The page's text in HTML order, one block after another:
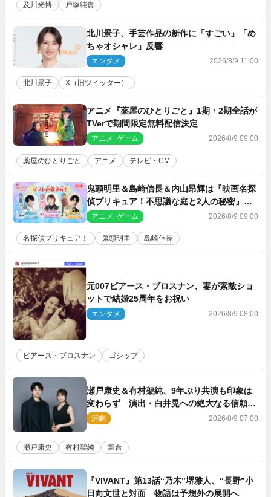
及川光博 戸塚純貴
北川景子、手芸作品の新作に「すごい」「め
ちゃオシャレ」反響
エンタメ 2026/8/9 11:00
北川景子 X（旧ツイッター）
アニメ『薬屋のひとりごと』1期・2期全話が
TVerで期間限定無料配信決定
アニメ･ゲーム 2026/8/9 09:00
薬屋のひとりごと アニメ テレビ・CM
鬼頭明里＆島崎信長＆内山昂輝は『映画名探
偵プリキュア！不思議な庭と2人の秘密』ゲ
スト声優に決定
アニメ･ゲーム 2026/8/9 09:00
名探偵プリキュア！ 鬼頭明里 島崎信長
元007ピアース・ブロスナン、妻が素敵ショ
ットで結婚25周年をお祝い
エンタメ 2026/8/9 08:00
ピアース・ブロスナン ゴシップ
瀬戸康史＆有村架純、9年ぶり共演も印象は
変わらず 演出・白井晃への絶大なる信頼を
胸に舞台『キュー』に挑む
演劇 2026/8/9 07:00
瀬戸康史 有村架純 舞台
『VIVANT』第13話“乃木”堺雅人、“長野”小
日向文世と対面 物語は予想外の展開へ